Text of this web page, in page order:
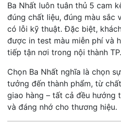
Ba Nhất luôn tuân thủ 5 cam
đúng chất liệu, đúng màu sắc
có lỗi kỹ thuật. Đặc biệt,
được in test màu miễn phí và
tiếp tận nơi trong nội thành
Chọn Ba Nhất nghĩa là chọn
tưởng đến thành phẩm, từ
giao hàng – tất cả đều hướng
và đáng nhớ cho thương hiệu.